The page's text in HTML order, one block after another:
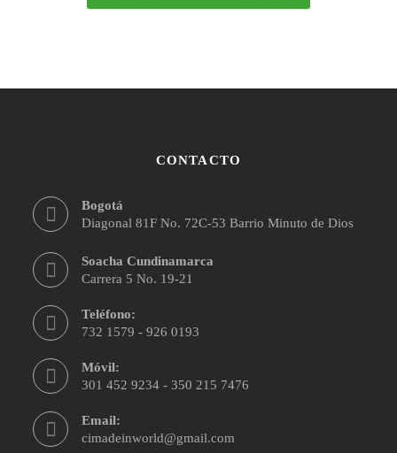
CONTACTO
Bogotá
Diagonal 81F No. 72C-53 Barrio Minuto de Dios
Soacha Cundinamarca
Carrera 5 No. 19-21
Teléfono:
732 1579 - 926 0193
Móvil:
301 452 9234 - 350 215 7476
Email:
cimadeinworld@gmail.com